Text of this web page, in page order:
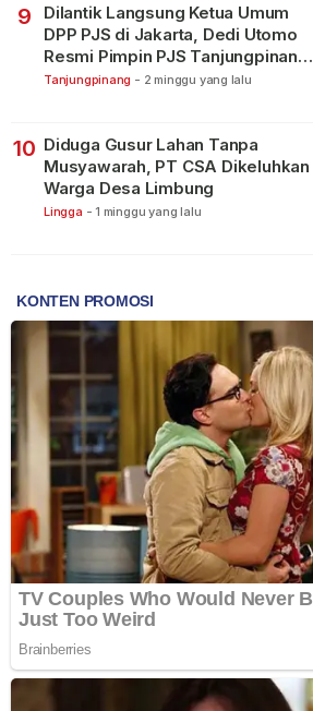
9
Dilantik Langsung Ketua Umum
DPP PJS di Jakarta, Dedi Utomo
Resmi Pimpin PJS Tanjungpinang-
Bintan
Tanjungpinang - 2 minggu yang lalu
10 Diduga Gusur Lahan Tanpa
Musyawarah, PT CSA Dikeluhkan
Warga Desa Limbung
Lingga - 1 minggu yang lalu